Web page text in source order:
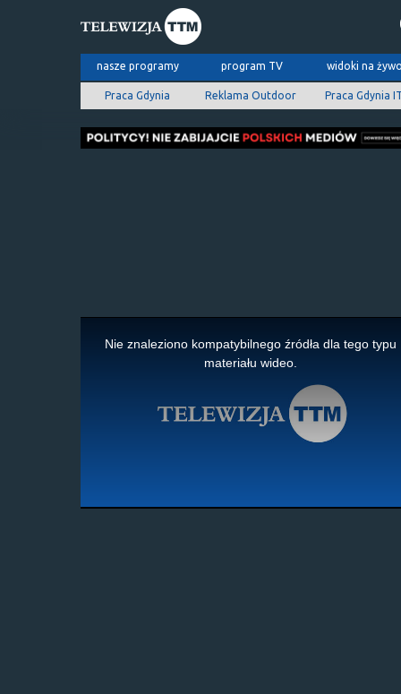
nasze programy program TV widoki na
Praca Gdynia Reklama Outdoor Praca Gdynia
Nie znaleziono kompatybilnego źródła dla tego typu
materiału wideo.